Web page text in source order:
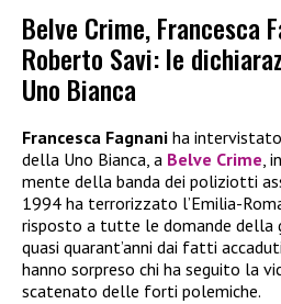
Belve Crime, Francesca
Roberto Savi: le
Uno Bianca
Francesca Fagnani ha intervistato
della Uno Bianca, a Belve Crime,
mente della banda dei poliziotti
1994 ha terrorizzato l’Emilia-
risposto a tutte le domande della
quasi quarant’anni dai fatti
hanno sorpreso chi ha seguito la
scatenato delle forti polemiche.